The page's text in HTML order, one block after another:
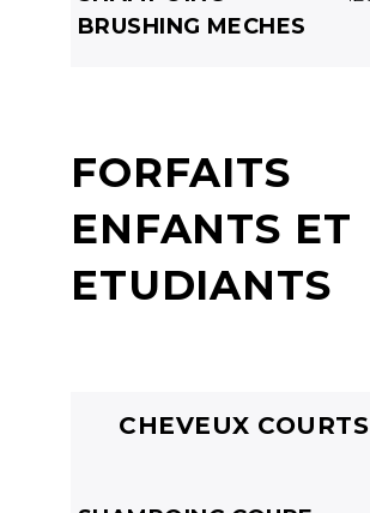
BRUSHING MECHES
FORFAITS
ENFANTS ET
ETUDIANTS
CHEVEUX COURTS